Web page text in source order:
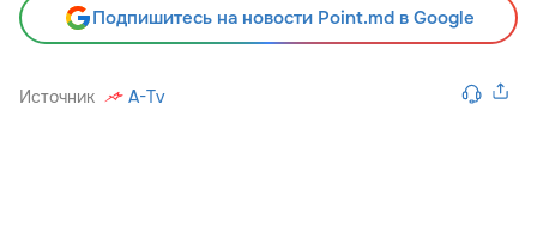
Подпишитесь на новости Point.md в Google
Источник A-Tv